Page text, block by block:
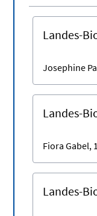
Landes-
Josephine
Landes-
Fiora Gabel,
Landes-